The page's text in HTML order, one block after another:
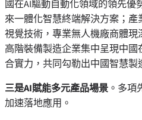
國在AI驅動自動化領域的領先優
來一體化智慧終端解決方案；
視覺技術，專業無人機廠商體現
高階裝備製造企業集中呈現中
合實力，共同勾勒出中國智慧製
三是AI賦能多元產品場景 。多項
加速落地應用。